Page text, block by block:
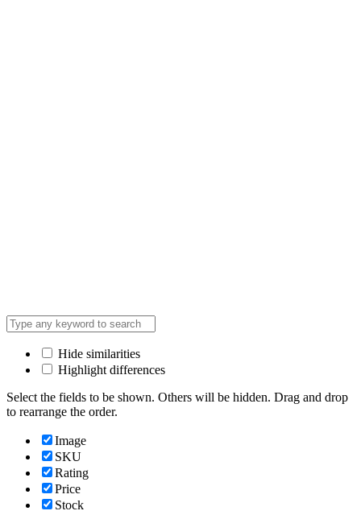
Hide similarities
Highlight differences
Select the fields to be shown. Others will be hidden. Drag and drop
to rearrange the order.
Image
SKU
Rating
Price
Stock